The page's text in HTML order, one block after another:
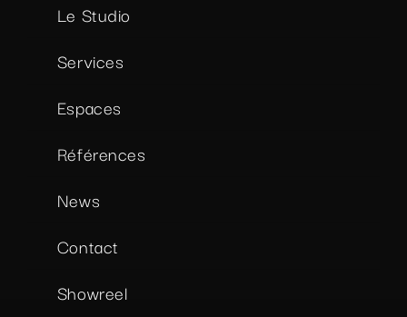
Le Studio
Services
Espaces
Références
News
Contact
Showreel